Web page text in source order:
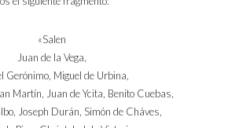
«Salen
Juan de la Vega,
Gerónimo, Miguel de Urbina,
Martín, Juan de Ycita, Benito Cuebas,
Joseph Durán, Simón de Cháves,